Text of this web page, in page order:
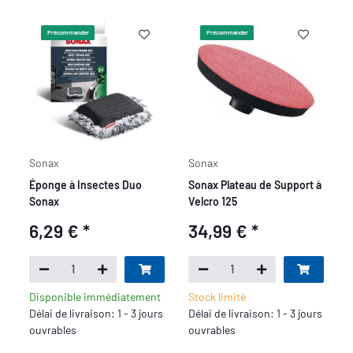
Précommander
Sonax
Éponge à Insectes Duo
Sonax
6,29 €*
Disponible immédiatement
Délai de livraison: 1 - 3 jours
ouvrables
Précommander
Sonax
Sonax Plateau de Support à
Velcro 125
34,99 € *
Stock limité
Délai de livraison: 1 - 3 jours
ouvrables